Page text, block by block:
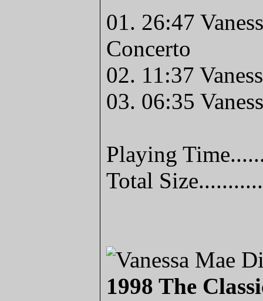
01. 26:47
Concerto
02. 11:37
03. 06:35
Playing
Total
1998 The